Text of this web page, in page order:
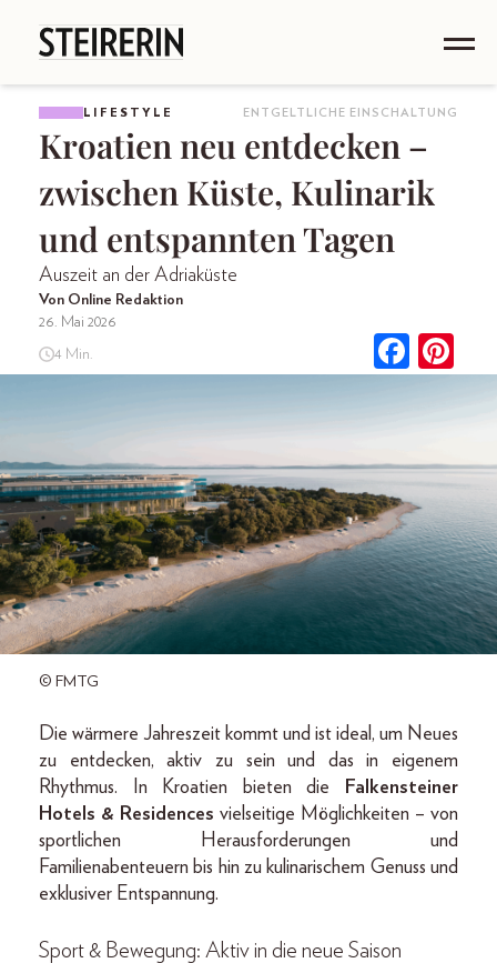
LIFESTYLE ENTGELTLICHE EINSCHALTUNG
Kroatien neu entdecken –
zwischen Küste, Kulinarik
und entspannten Tagen
Auszeit an der Adriaküste
Von Online Redaktion
26. Mai 2026
4 Min.
© FMTG
Die wärmere Jahreszeit kommt und ist ideal, um Neues
zu entdecken, aktiv zu sein und das in eigenem
Rhythmus. In Kroatien bieten die
Falkensteiner
Hotels & Residences vielseitige Möglichkeiten – von
sportlichen Herausforderungen und
Familienabenteuern bis hin zu kulinarischem Genuss und
exklusiver Entspannung.
Sport & Bewegung: Aktiv in die neue Saison